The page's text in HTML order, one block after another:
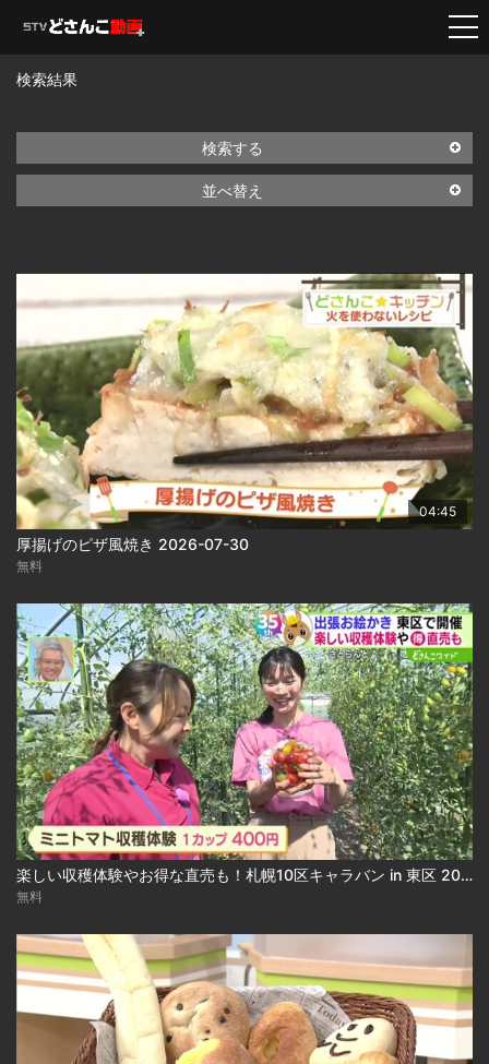
検索結果
検索する
並べ替え
04:45
厚揚げのピザ風焼き 2026-07-30
無料
楽しい収穫体験やお得な直売も！札幌10区キャラバン in 東区 2026-07-27
無料